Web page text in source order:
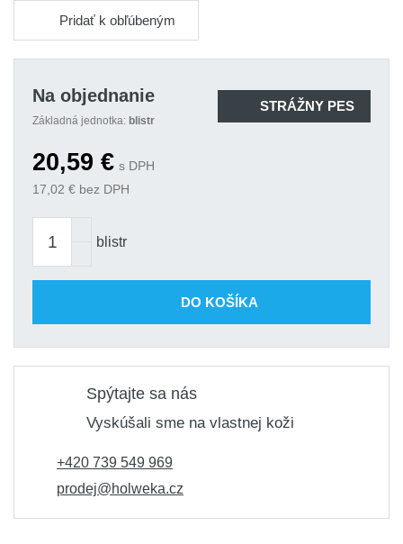
Pridať k obľúbeným
Na objednanie
Základná jednotka: blistr
STRÁŽNY PES
20,59 € s DPH
17,02 € bez DPH
blistr
DO KOŠÍKA
Spýtajte sa nás
Vyskúšali sme na vlastnej koži
+420 739 549 969
prodej@holweka.cz